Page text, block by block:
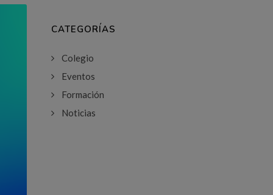
CATEGORÍAS
Colegio
Eventos
Formación
Noticias